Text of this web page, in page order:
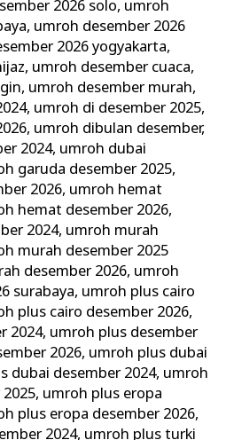
2026 solo, umroh
, umroh desember 2026
2026 yogyakarta,
, umroh desember cuaca,
, umroh desember murah,
, umroh di desember 2025,
, umroh dibulan desember,
2024, umroh dubai
garuda desember 2025,
2026, umroh hemat
hemat desember 2026,
2024, umroh murah
murah desember 2025
desember 2026, umroh
surabaya, umroh plus cairo
plus cairo desember 2026,
2024, umroh plus desember
2026, umroh plus dubai
dubai desember 2024, umroh
, umroh plus eropa
plus eropa desember 2026,
2024, umroh plus turki